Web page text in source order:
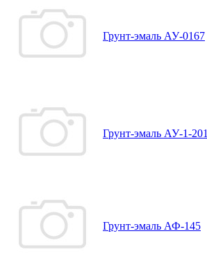
Грунт-эмаль АУ-0167
Грунт-эмаль АУ-1-201
Грунт-эмаль АФ-145